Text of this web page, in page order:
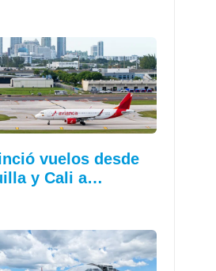
vuelos desde
y Cali a…